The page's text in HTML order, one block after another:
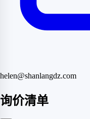
helen@shanlangdz.com
询价清单